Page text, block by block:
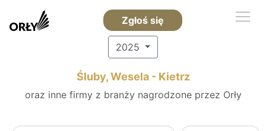
Zgłoś się
2025
Śluby, Wesela - Kietrz
oraz inne firmy z branży nagrodzone przez Orły